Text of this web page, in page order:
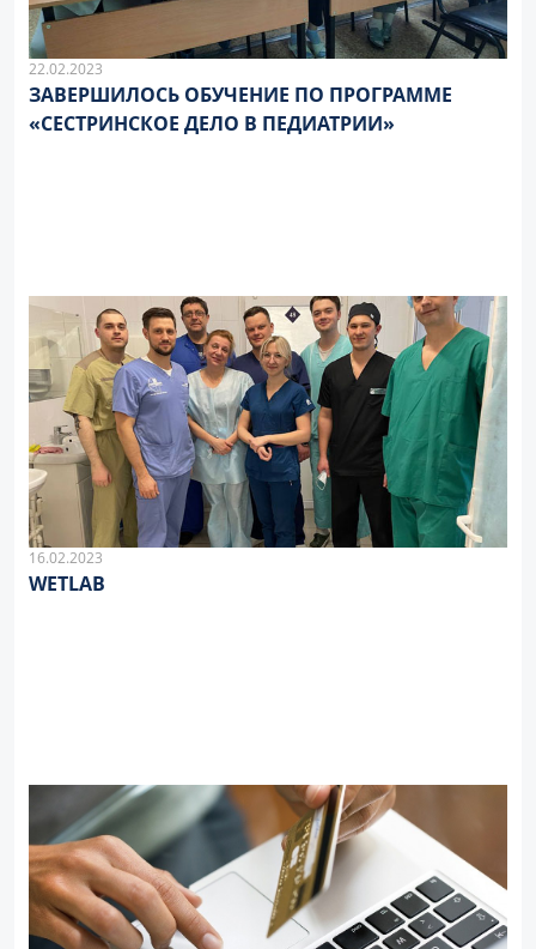
22.02.2023
ЗАВЕРШИЛОСЬ ОБУЧЕНИЕ ПО ПРОГРАММЕ
«СЕСТРИНСКОЕ ДЕЛО В ПЕДИАТРИИ»
16.02.2023
WETLAB